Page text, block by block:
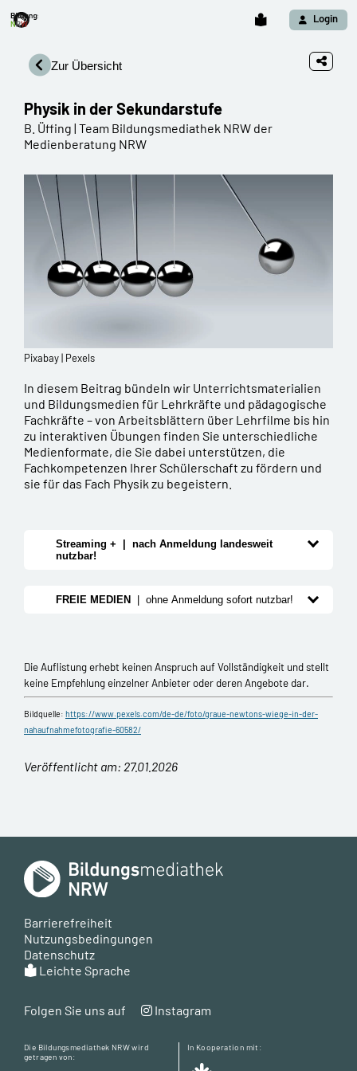
Login
Zur Übersicht
Physik in der Sekundarstufe
B. Üffing | Team Bildungsmediathek NRW der
Medienberatung NRW
Pixabay | Pexels
In diesem Beitrag bündeln wir Unterrichtsmaterialien
und Bildungsmedien für Lehrkräfte und pädagogische
Fachkräfte – von Arbeitsblättern über Lehrfilme bis hin
zu interaktiven Übungen finden Sie unterschiedliche
Medienformate, die Sie dabei unterstützen, die
Fachkompetenzen Ihrer Schülerschaft zu fördern und
sie für das Fach Physik zu begeistern.
Streaming + | nach Anmeldung landesweit
nutzbar!
FREIE MEDIEN | ohne Anmeldung sofort nutzbar!
Die Auflistung erhebt keinen Anspruch auf Vollständigkeit und stellt
keine Empfehlung einzelner Anbieter oder deren Angebote dar.
Bildquelle: https://www.pexels.com/de-de/foto/graue-newtons-wiege-in-der-
nahaufnahmefotografie-60582/
Veröffentlicht am: 27.01.2026
Barrierefreiheit
Nutzungsbedingungen
Datenschutz
Leichte Sprache
Folgen Sie uns auf Instagram
Die Bildungsmediathek NRW wird
getragen von:
In Kooperation mit: